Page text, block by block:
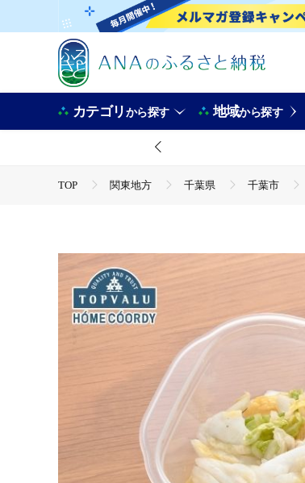
カテゴリから探す 地域から探す
TOP 関東地方 千葉県 千葉市